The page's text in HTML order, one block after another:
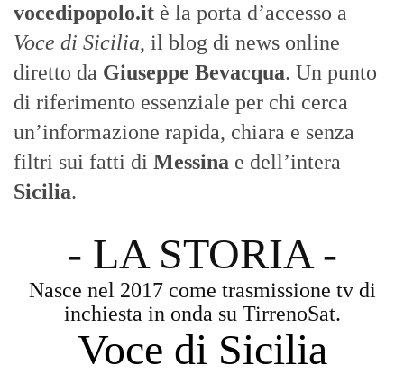
vocedipopolo.it è la porta d’accesso a
Voce di Sicilia, il blog di news online
diretto da Giuseppe Bevacqua. Un punto
di riferimento essenziale per chi cerca
un’informazione rapida, chiara e senza
filtri sui fatti di Messina e dell’intera
Sicilia.
- LA STORIA -
Nasce nel 2017 come trasmissione tv di
inchiesta in onda su TirrenoSat.
Voce di Sicilia